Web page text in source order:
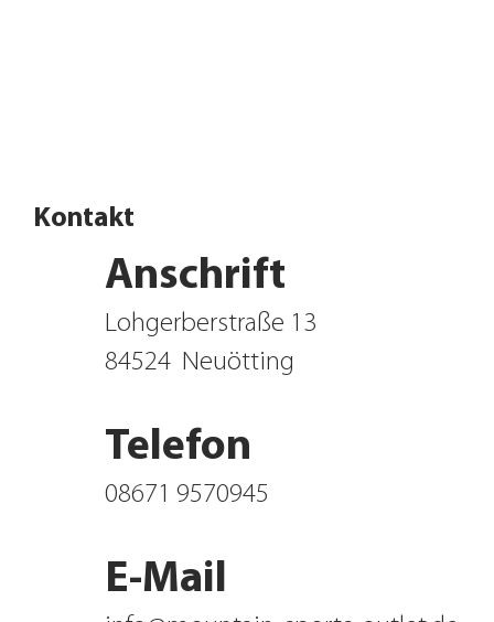
Kontakt
08671 9570945
Telefon
E-Mail
Neuötting
84524
Lohgerberstraße 13
Anschrift